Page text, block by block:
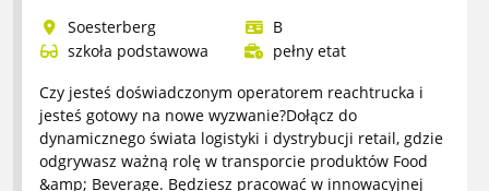
magazynu
z
artykułami
sanitarnymi
-
dzienna
Soesterberg
B
szkoła podstawowa
pełny etat
Czy jesteś doświadczonym operatorem reachtrucka i
jesteś gotowy na nowe wyzwanie?Dołącz do
dynamicznego świata logistyki i dystrybucji retail, gdzie
odgrywasz ważną rolę w transporcie produktów Food
&amp; Beverage. Będziesz pracować w innowacyjnej